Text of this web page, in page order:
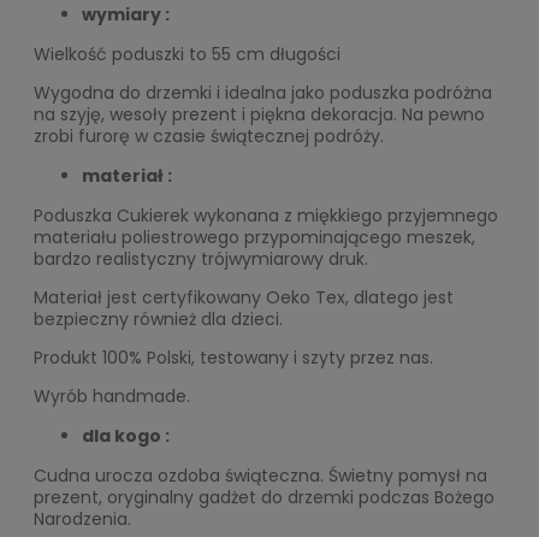
wymiary :
Wielkość poduszki to 55 cm długości
Wygodna do drzemki i idealna jako poduszka podróżna
na szyję, wesoły prezent i piękna dekoracja. Na pewno
zrobi furorę w czasie świątecznej podróży.
materiał :
Poduszka Cukierek wykonana z miękkiego przyjemnego
materiału poliestrowego przypominającego meszek,
bardzo realistyczny trójwymiarowy druk.
Materiał jest certyfikowany Oeko Tex, dlatego jest
bezpieczny również dla dzieci.
Produkt 100% Polski, testowany i szyty przez nas.
Wyrób handmade.
dla kogo :
Cudna urocza ozdoba świąteczna. Świetny pomysł na
prezent, oryginalny gadżet do drzemki podczas Bożego
Narodzenia.